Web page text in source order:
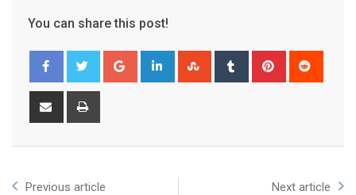
You can share this post!
Previous article Next article